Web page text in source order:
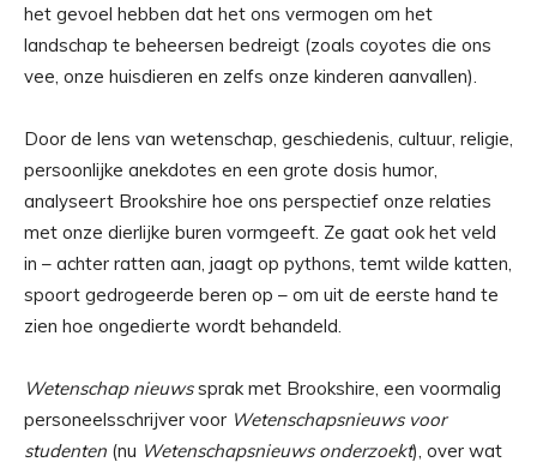
het gevoel hebben dat het ons vermogen om het
landschap te beheersen bedreigt (zoals coyotes die ons
vee, onze huisdieren en zelfs onze kinderen aanvallen).
Door de lens van wetenschap, geschiedenis, cultuur, religie,
persoonlijke anekdotes en een grote dosis humor,
analyseert Brookshire hoe ons perspectief onze relaties
met onze dierlijke buren vormgeeft. Ze gaat ook het veld
in – achter ratten aan, jaagt op pythons, temt wilde katten,
spoort gedrogeerde beren op – om uit de eerste hand te
zien hoe ongedierte wordt behandeld.
Wetenschap nieuwssprak met Brookshire, een voormalig
personeelsschrijver voor Wetenschapsnieuws voor
studenten (nu Wetenschapsnieuws onderzoekt), over wat